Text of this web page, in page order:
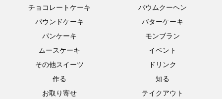
チョコレートケーキ
バウムクーヘン
パウンドケーキ
バターケーキ
パンケーキ
モンブラン
ムースケーキ
イベント
その他スイーツ
ドリンク
作る
知る
お取り寄せ
テイクアウト